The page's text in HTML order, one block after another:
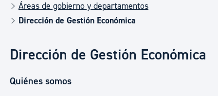
Áreas de gobierno y departamentos
Dirección de Gestión Económica
Dirección de Gestión Económica
Quiénes somos